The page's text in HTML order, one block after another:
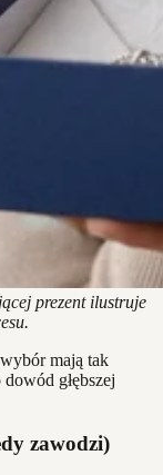
prezent ilustruje
mają tak
głębszej
zawodzi)